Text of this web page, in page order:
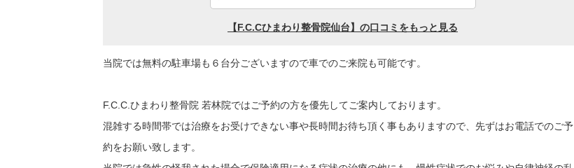
当院では無料の駐車場も６台分ございますので車でのご来院も可能です。
F.C.C.ひまわり整骨院 若林院ではご予約の方を優先してご案内しております。
混雑する時間帯では治療をお受けできない事や長時間お待ち頂く事もありますので、先ずはお電話でのご予
約をお願い致します。